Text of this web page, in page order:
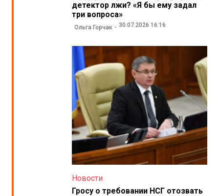
детектор лжи? «Я бы ему задал
три вопроса»
Ольга Горчак 30.07.2026 16:16
Новости
Гросу о требовании НСГ отозвать